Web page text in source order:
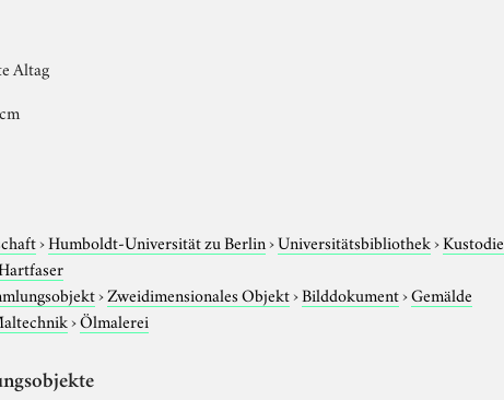
Altag
›Humboldt-Universität zu Berlin›Universitätsbibliothek›Kustodie
›Zweidimensionales Objekt›Bilddokument›Gemälde
›Ölmalerei